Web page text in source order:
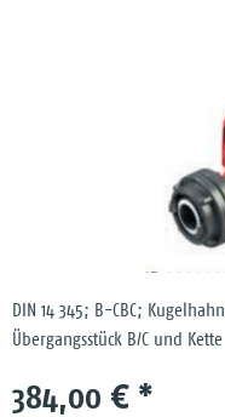
DIN 14 345; B-CBC;
Übergangsstück B/C und Kette
384,00 € *